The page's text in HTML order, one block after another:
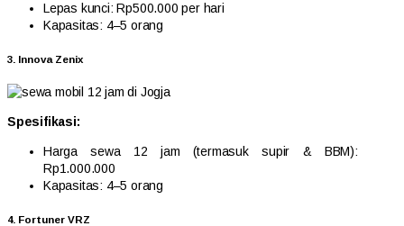
Lepas kunci: Rp500.000 per hari
Kapasitas: 4–5 orang
3. Innova Zenix
Spesifikasi:
Harga sewa 12 jam (termasuk supir & BBM):
Rp1.000.000
Kapasitas: 4–5 orang
4. Fortuner VRZ